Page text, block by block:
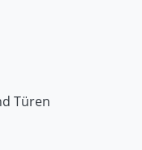
Türen